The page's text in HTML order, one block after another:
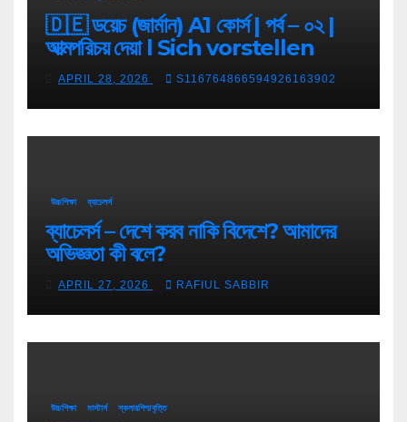
🇩🇪 ডয়েচ (জার্মান) A1 কোর্স | পর্ব – ০২ |
আত্মপরিচয় দেয়া l Sich vorstellen
APRIL 28, 2026 S116764866594926163902
উচ্চশিক্ষা ব্যাচেলর্স
ব্যাচেলর্স – দেশে করব নাকি বিদেশে? আমাদের
অভিজ্ঞতা কী বলে?
APRIL 27, 2026 RAFIUL SABBIR
উচ্চশিক্ষা মাস্টার্স স্কলারশিপ/বৃত্তি